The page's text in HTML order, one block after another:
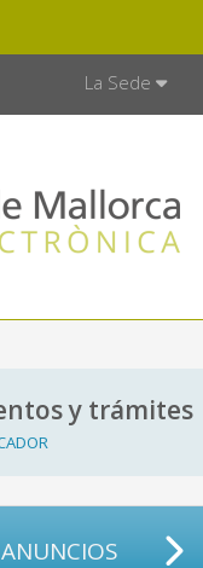
La Sede
y trámites